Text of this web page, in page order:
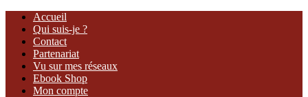
Accueil
Qui suis-je ?
Contact
Partenariat
Vu sur mes réseaux
Ebook Shop
Mon compte